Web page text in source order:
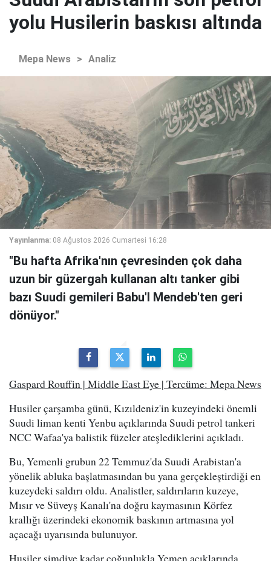
yolu Husilerin baskısı altında
Mepa News > Analiz
Yayınlanma: 08 Ağustos 2026 Cumartesi 16:28
"Bu hafta Afrika'nın çevresinden çok daha
uzun bir güzergah kullanan altı tanker gibi
bazı Suudi gemileri Babu'l Mendeb'ten geri
dönüyor."
Gaspard Rouffin | Middle East Eye | Tercüme: Mepa News
Husiler çarşamba günü, Kızıldeniz'in kuzeyindeki önemli
Suudi liman kenti Yenbu açıklarında Suudi petrol tankeri
NCC Wafaa'ya balistik füzeler ateşlediklerini açıkladı.
Bu, Yemenli grubun 22 Temmuz'da Suudi Arabistan'a
yönelik abluka başlatmasından bu yana gerçekleştirdiği en
kuzeydeki saldırı oldu. Analistler, saldırıların kuzeye,
Mısır ve Süveyş Kanalı'na doğru kaymasının Körfez
krallığı üzerindeki ekonomik baskının artmasına yol
açacağı uyarısında bulunuyor.
Husiler şimdiye kadar çoğunlukla Yemen açıklarında,